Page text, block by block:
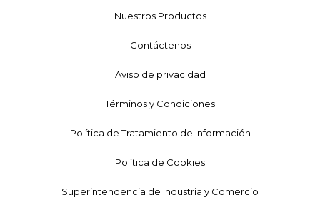
Nuestros Productos
Contáctenos
Aviso de privacidad
Términos y Condiciones
Política de Tratamiento de Información
Política de Cookies
Superintendencia de Industria y Comercio